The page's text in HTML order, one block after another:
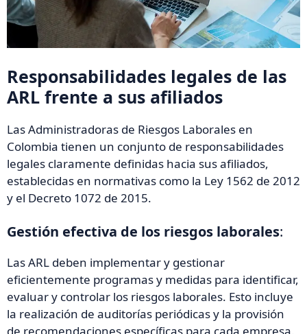
Responsabilidades legales de las
ARL frente a sus afiliados
Las Administradoras de Riesgos Laborales en
Colombia tienen un conjunto de responsabilidades
legales claramente definidas hacia sus afiliados,
establecidas en normativas como la Ley 1562 de 2012
y el Decreto 1072 de 2015.
Gestión efectiva de los riesgos laborales:
Las ARL deben implementar y gestionar
eficientemente programas y medidas para identificar,
evaluar y controlar los riesgos laborales. Esto incluye
la realización de auditorías periódicas y la provisión